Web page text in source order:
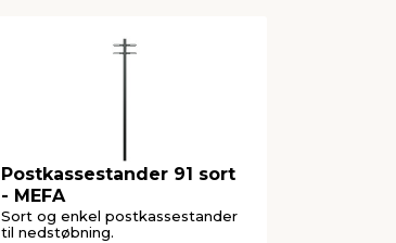
Postkassestander 91 sort
- MEFA
Sort og enkel postkassestander
til nedstøbning.